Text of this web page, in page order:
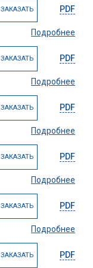
ЗАКАЗАТЬ
Подробнее
PDF
ЗАКАЗАТЬ
Подробнее
PDF
ЗАКАЗАТЬ
Подробнее
PDF
ЗАКАЗАТЬ
Подробнее
PDF
ЗАКАЗАТЬ
Подробнее
PDF
ЗАКАЗАТЬ PDF